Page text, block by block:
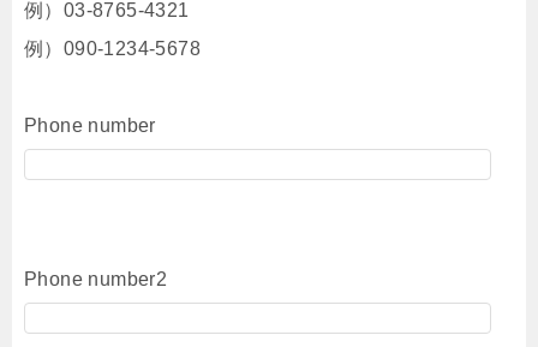
例）03-8765-4321
例）090-1234-5678
Phone number
Phone number2